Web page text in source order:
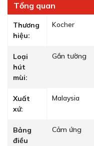
Tổng quan
Thương
hiệu:
Kocher
Loại
hút
mùi:
Gắn tường
Xuất
xứ:
Malaysia
Bảng
điều
Cảm ứng